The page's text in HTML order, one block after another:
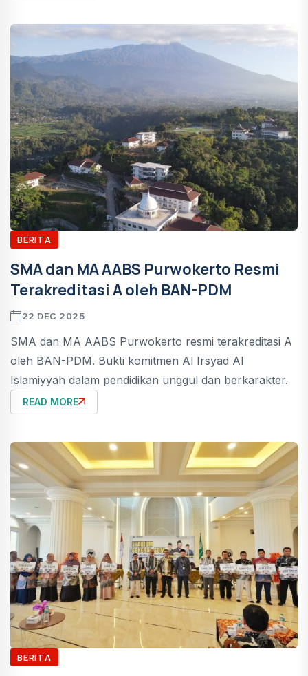
BERITA
SMA dan MA AABS Purwokerto Resmi
Terakreditasi A oleh BAN-PDM
22 DEC 2025
SMA dan MA AABS Purwokerto resmi terakreditasi A
oleh BAN-PDM. Bukti komitmen Al Irsyad Al
Islamiyyah dalam pendidikan unggul dan berkarakter.
READ MORE
BERITA